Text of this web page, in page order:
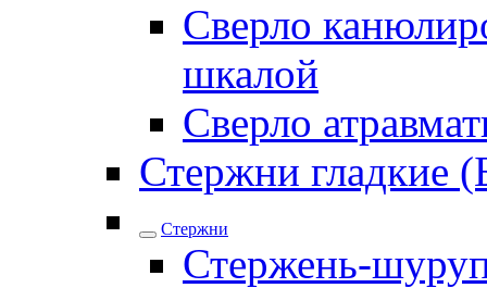
Сверло
шкалой
Сверло
Стержни гладкие
Стержни
Стержень-